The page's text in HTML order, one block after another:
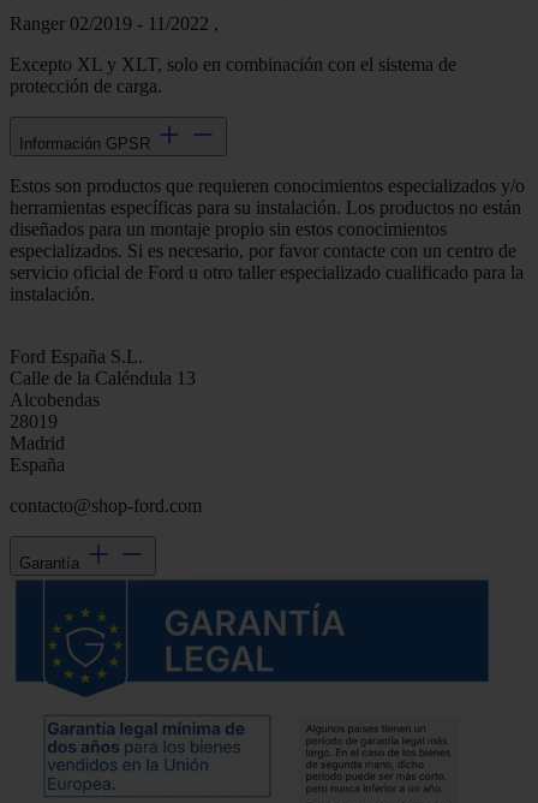
Ranger 02/2019 - 11/2022 ,
Excepto XL y XLT, solo en combinación con el sistema de
protección de carga.
Información GPSR
Estos son productos que requieren conocimientos especializados y/o
herramientas específicas para su instalación. Los productos no están
diseñados para un montaje propio sin estos conocimientos
especializados. Si es necesario, por favor contacte con un centro de
servicio oficial de Ford u otro taller especializado cualificado para la
instalación.
Ford España S.L.
Calle de la Caléndula 13
Alcobendas
28019
Madrid
España
contacto@shop-ford.com
Garantía